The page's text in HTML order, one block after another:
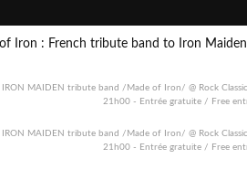
Iron : French tribute band to Iron Maiden